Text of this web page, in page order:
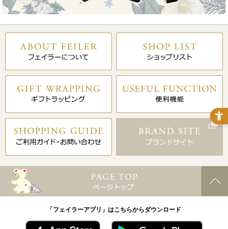
「フェイラーアプリ」はこちらからダウンロード